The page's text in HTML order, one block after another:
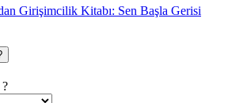
Girişimcilik Kitabı: Sen Başla Gerisi